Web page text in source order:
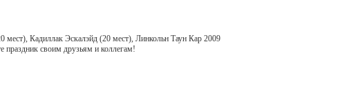
Кадиллак Эскалэйд (20 мест), Линкольн Таун Кар 2009
праздник своим друзьям и коллегам!